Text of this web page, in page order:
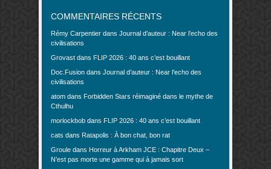
COMMENTAIRES RÉCENTS
Rémy Carpentier dans Journal d’auteur : Near l’echo des
civilisations
Grovast dans FLIP 2026 : 40 ans c’est bouillant
Doc.Fusion dans Journal d’auteur : Near l’echo des
civilisations
atom dans Forbidden Stars réimaginé dans le mythe de
Cthulhu
morlockbob dans FLIP 2026 : 40 ans c’est bouillant
cats dans Ratapolis : À bon chat, bon rat
Groule dans Horreur à Arkham JCE : Chapitre Deux –
N’est pas morte une gamme qui à jamais sort